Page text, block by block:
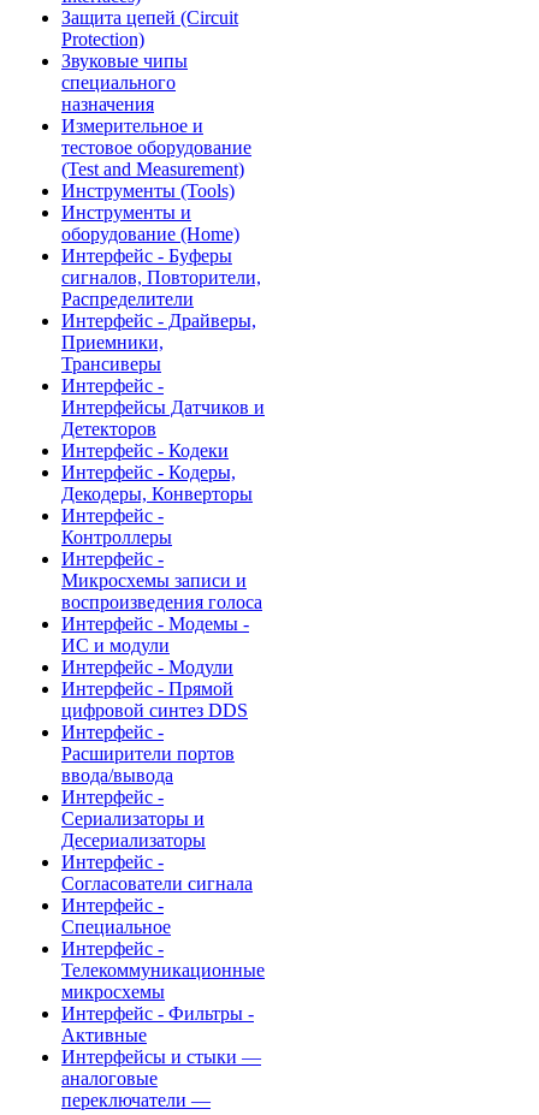
Защита цепей (Circuit
Protection)
Звуковые чипы
специального
назначения
Измерительное и
тестовое оборудование
(Test and Measurement)
Инструменты (Tools)
Инструменты и
оборудование (Home)
Интерфейс - Буферы
сигналов, Повторители,
Распределители
Интерфейс - Драйверы,
Приемники,
Трансиверы
Интерфейс -
Интерфейсы Датчиков и
Детекторов
Интерфейс - Кодеки
Интерфейс - Кодеры,
Декодеры, Конверторы
Интерфейс -
Контроллеры
Интерфейс -
Микросхемы записи и
воспроизведения голоса
Интерфейс - Модемы -
ИС и модули
Интерфейс - Модули
Интерфейс - Прямой
цифровой синтез DDS
Интерфейс -
Расширители портов
ввода/вывода
Интерфейс -
Сериализаторы и
Десериализаторы
Интерфейс -
Согласователи сигнала
Интерфейс -
Специальное
Интерфейс -
Телекоммуникационные
микросхемы
Интерфейс - Фильтры -
Активные
Интерфейсы и стыки —
аналоговые
переключатели —